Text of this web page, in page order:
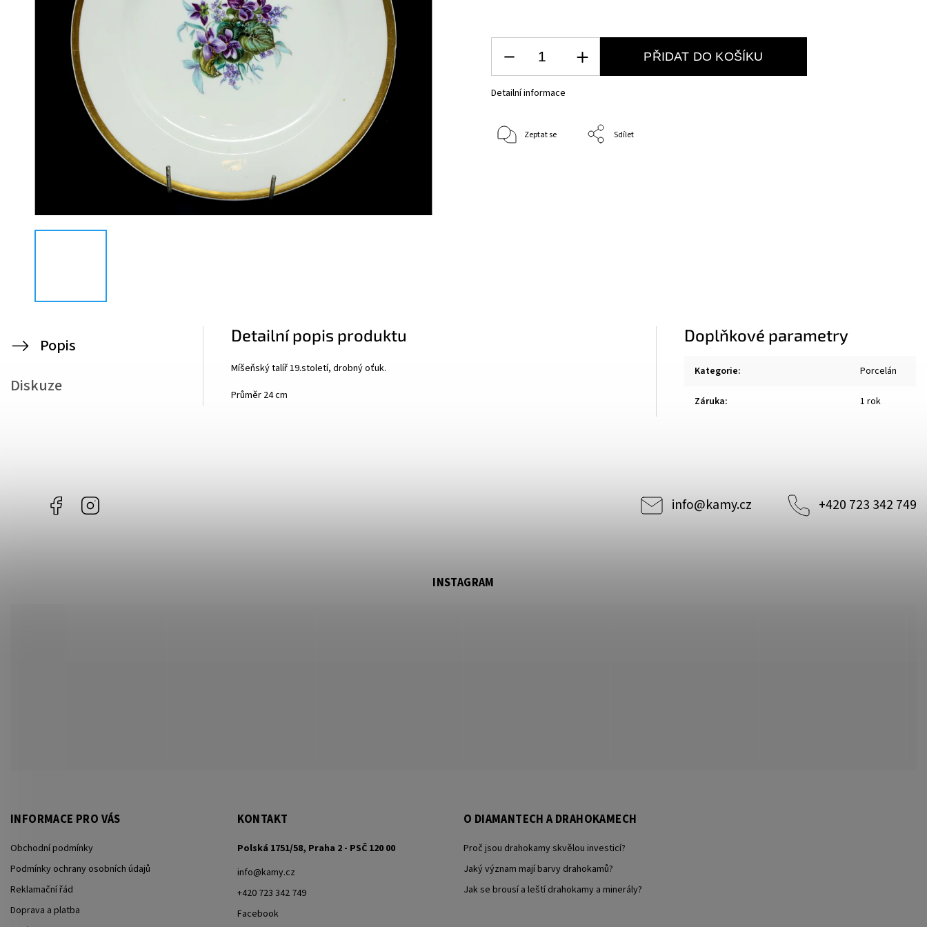
PŘIDAT DO KOŠÍKU
Detailní informace
Zeptat se Sdílet
Popis
Diskuze
Detailní popis produktu
Míšeňský talíř 19.století, drobný oťuk.
Průměr 24 cm
Doplňkové parametry
Kategorie: Porcelán
Záruka: 1 rok
Facebook info@kamy.cz +420 723 342 749
INFORMACE PRO VÁS
Obchodní podmínky
Podmínky ochrany osobních údajů
Reklamační řád
Doprava a platba
KONTAKT
Polská 1751/58, Praha 2 - PSČ 120 00
info@kamy.cz
+420 723 342 749
Facebook
O DIAMANTECH A DRAHOKAMECH
Proč jsou drahokamy skvělou investicí?
Jaký význam mají barvy drahokamů?
Jak se brousí a leští drahokamy a minerály?
INSTAGRAM